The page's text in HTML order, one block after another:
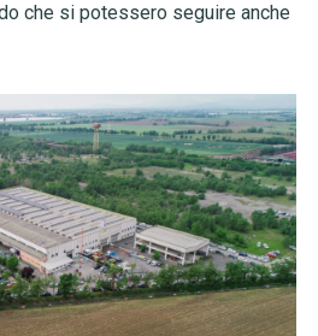
che si potessero seguire anche